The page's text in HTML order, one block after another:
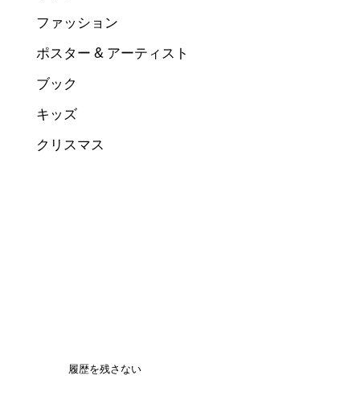
ファッション
ポスター & アーティスト
ブック
キッズ
クリスマス
履歴を残さない